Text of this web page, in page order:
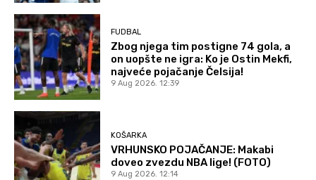
FUDBAL
Zbog njega tim postigne 74 gola, a
on uopšte ne igra: Ko je Ostin Mekfi,
najveće pojačanje Čelsija!
9 Aug 2026. 12:39
KOŠARKA
VRHUNSKO POJAČANJE: Makabi
doveo zvezdu NBA lige! (FOTO)
9 Aug 2026. 12:14